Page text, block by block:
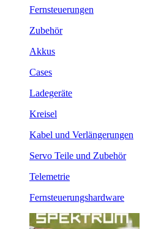
Fernsteuerungen
Zubehör
Akkus
Cases
Ladegeräte
Kreisel
Kabel und Verlängerungen
Servo Teile und Zubehör
Telemetrie
Fernsteuerungshardware